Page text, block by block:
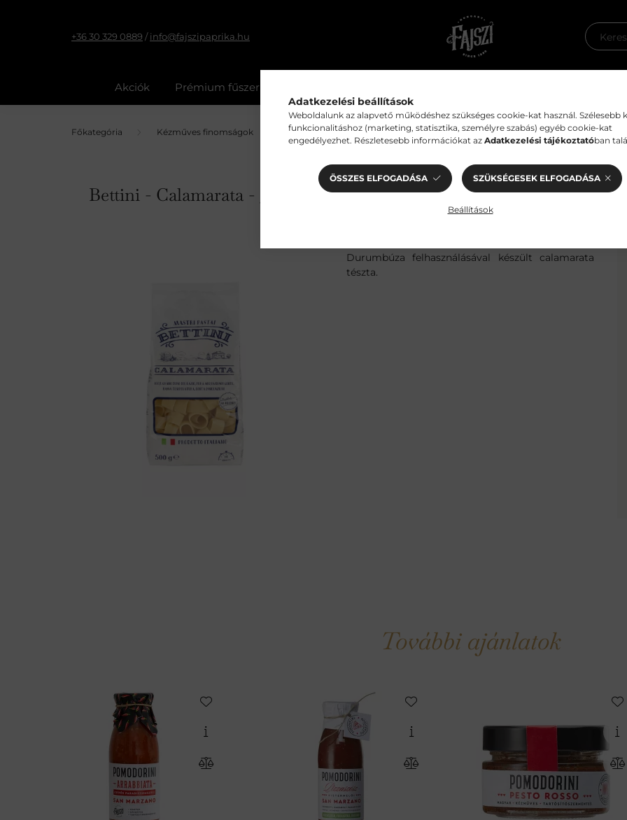
+36 30 329 0889 /info@fajszipaprika.hu
Akciók Prémium fűszerpaprika termékek
Kézműves finomságok Tészta, rizs
Bettini - Calamarata - 500 g
Durumbúza felhasználásával készült calamarata
tészta.
További ajánlatok
Adatkezelési beállítások
Weboldalunk az alapvető működéshez szükséges cookie-kat használ. Szélesebb
funkcionalitáshoz (marketing, statisztika, személyre szabás) egyéb cookie-kat
engedélyezhet. Részletesebb információkat az Adatkezelési tájékoztatóban
ÖSSZES ELFOGADÁSA SZÜKSÉGESEK ELFOGADÁSA
Beállítások